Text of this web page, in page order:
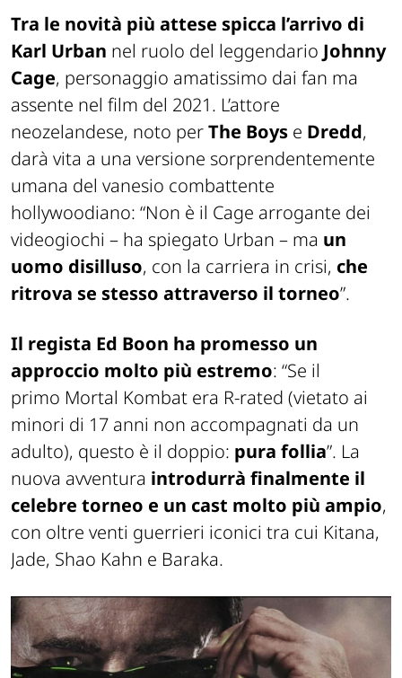
Tra le novità più attese spicca l’arrivo di
Karl Urban nel ruolo del leggendario Johnny
Cage, personaggio amatissimo dai fan ma
assente nel film del 2021. L’attore
neozelandese, noto perThe Boys e Dredd,
darà vita a una versione sorprendentemente
umana del vanesio combattente
hollywoodiano: “Non è il Cage arrogante dei
videogiochi – ha spiegato Urban – ma un
uomo disilluso, con la carriera in crisi, che
ritrova se stesso attraverso il torneo”.
Il regista Ed Boon ha promesso un
approccio molto più estremo: “Se il
primo Mortal Kombat era R-rated (vietato ai
minori di 17 anni non accompagnati da un
adulto), questo è il doppio: pura follia”. La
nuova avventura introdurrà finalmente il
celebre torneo e un cast molto più ampio,
con oltre venti guerrieri iconici tra cui Kitana,
Jade, Shao Kahn e Baraka.